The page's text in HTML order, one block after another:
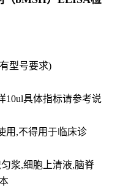
型号要求)
10ul具体指标请参考说
用,不得用于临床诊
浆,细胞上清液,脑脊